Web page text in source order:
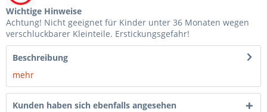
Wichtige Hinweise
Achtung! Nicht geeignet für Kinder unter 36 Monaten wegen
verschluckbarer Kleinteile. Erstickungsgefahr!
Beschreibung
mehr
Kunden haben sich ebenfalls angesehen